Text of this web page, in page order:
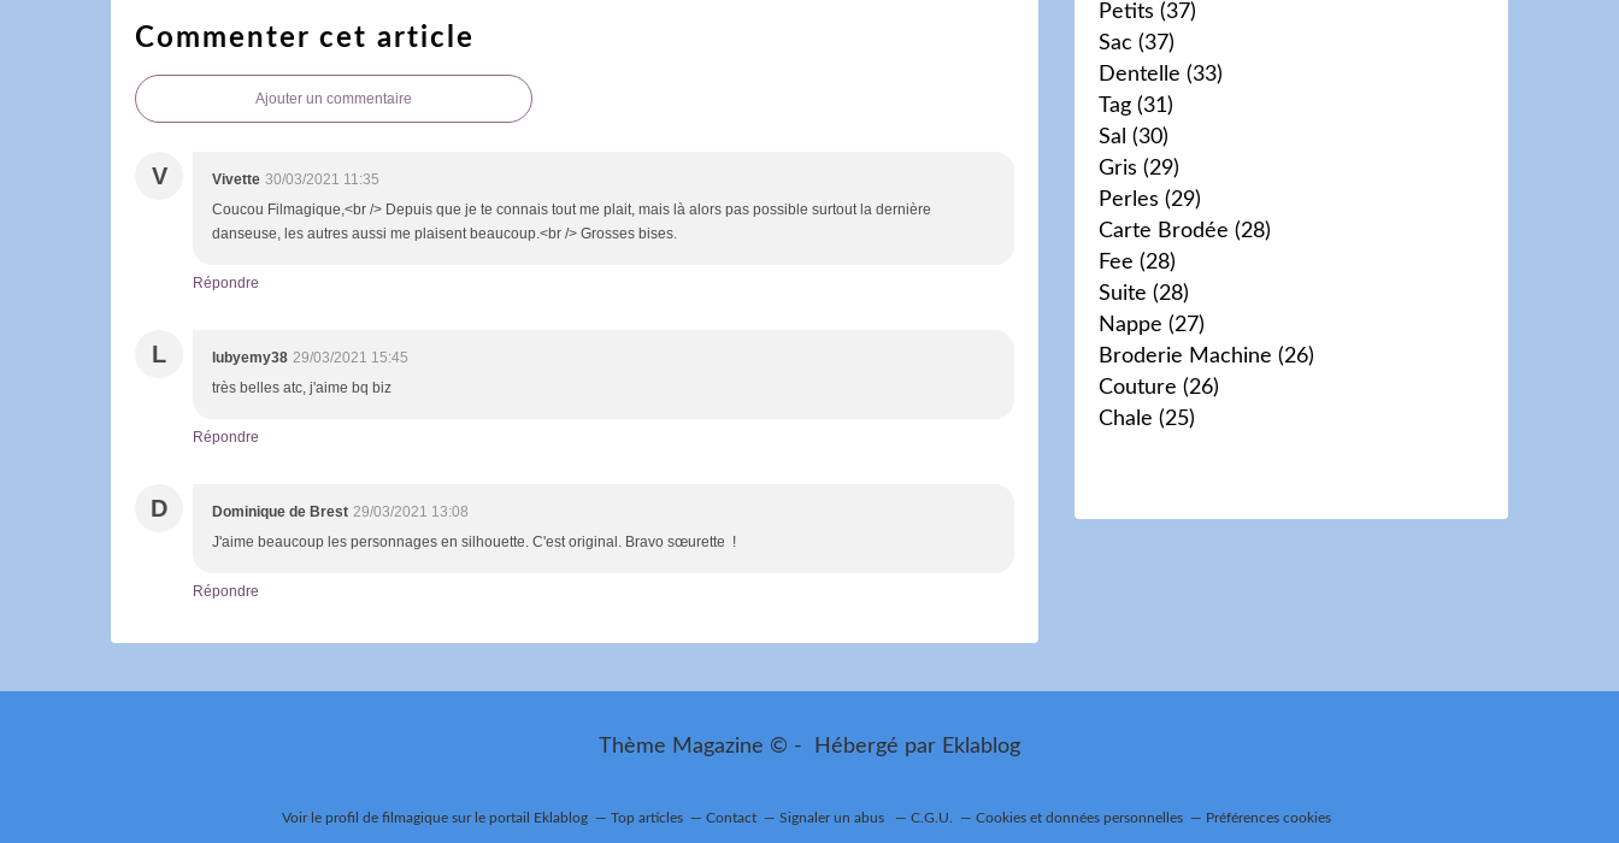
Commenter cet article
Ajouter un commentaire
V Vivette 30/03/2021 11:35
Coucou Filmagique,<br /> Depuis que je te connais tout me plait, mais là alors pas possible surtout la dernière
danseuse, les autres aussi me plaisent beaucoup.<br /> Grosses bises.
Répondre
L lubyemy38 29/03/2021 15:45
très belles atc, j'aime bq biz
Répondre
D Dominique de Brest 29/03/2021 13:08
J'aime beaucoup les personnages en silhouette. C'est original. Bravo sœurette !
Répondre
Petits (37)
Sac (37)
Dentelle (33)
Tag (31)
Sal (30)
Gris (29)
Perles (29)
Carte Brodée (28)
Fee (28)
Suite (28)
Nappe (27)
Broderie Machine (26)
Couture (26)
Chale (25)
Thème Magazine © - Hébergé par Eklablog
Voir le profil de filmagiquesur le portail Eklablog Top articles Contact Signaler un abus C.G.U. Cookies et données personnelles Préférences cookies